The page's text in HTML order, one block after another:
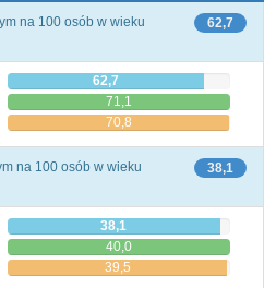
62,7
na 100 osób w wieku
62,7
71,1
70,8
38,1
na 100 osób w wieku
38,1
40,0
39,5